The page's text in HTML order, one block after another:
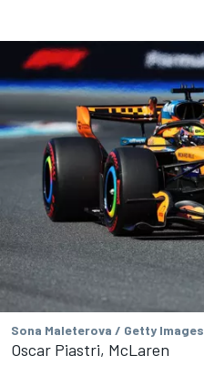
Sona Maleterova / Getty Images
Oscar Piastri, McLaren